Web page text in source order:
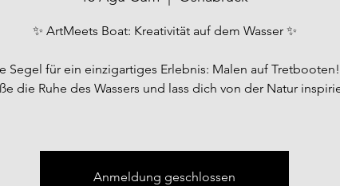
✨ ArtMeets Boat: Kreativität auf dem Wasser ✨
Segel für ein einzigartiges Erlebnis: Malen auf
die Ruhe des Wassers und lass dich von der Natur
Anmeldung geschlossen